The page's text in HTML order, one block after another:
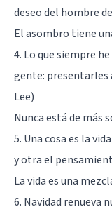
deseo del hombre
El asombro tiene
4. Lo que siempre
gente: presentarles
Lee)
Nunca está de más
5. Una cosa es la
y otra el
La vida es una
6. Navidad renueva